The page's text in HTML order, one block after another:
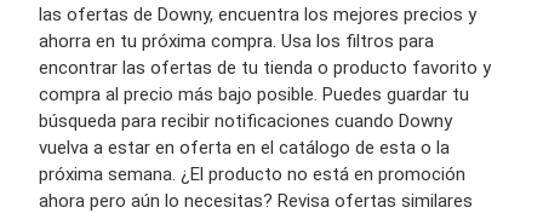
las ofertas de Downy, encuentra los mejores precios y
ahorra en tu próxima compra. Usa los filtros para
encontrar las ofertas de tu tienda o producto favorito y
compra al precio más bajo posible. Puedes guardar tu
búsqueda para recibir notificaciones cuando Downy
vuelva a estar en oferta en el catálogo de esta o la
próxima semana. ¿El producto no está en promoción
ahora pero aún lo necesitas? Revisa ofertas similares